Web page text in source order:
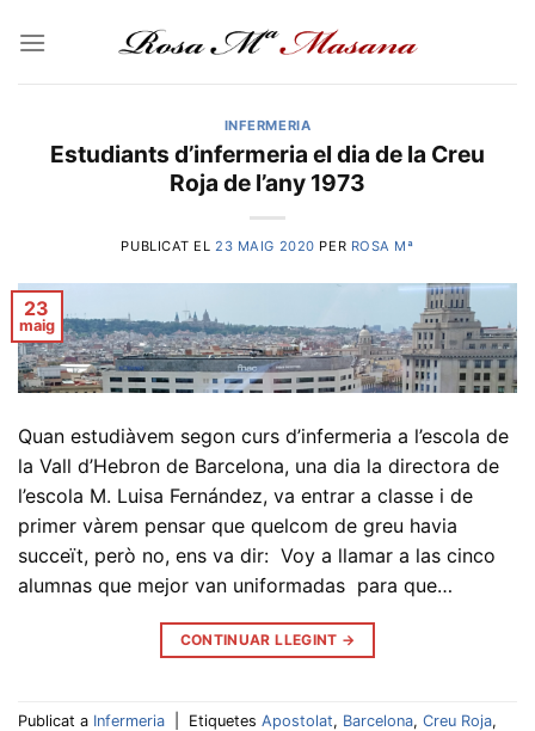
INFERMERIA
Estudiants d’infermeria el dia de la Creu
Roja de l’any 1973
PUBLICAT EL 23 MAIG 2020 PER ROSA Mª
23
maig
Quan estudiàvem segon curs d’infermeria a l’escola de
la Vall d’Hebron de Barcelona, una dia la directora de
l’escola M. Luisa Fernández, va entrar a classe i de
primer vàrem pensar que quelcom de greu havia
succeït, però no, ens va dir: Voy a llamar a las cinco
alumnas que mejor van uniformadas para que…
CONTINUAR LLEGINT →
Publicat a Infermeria Etiquetes Apostolat, Barcelona, Creu Roja,